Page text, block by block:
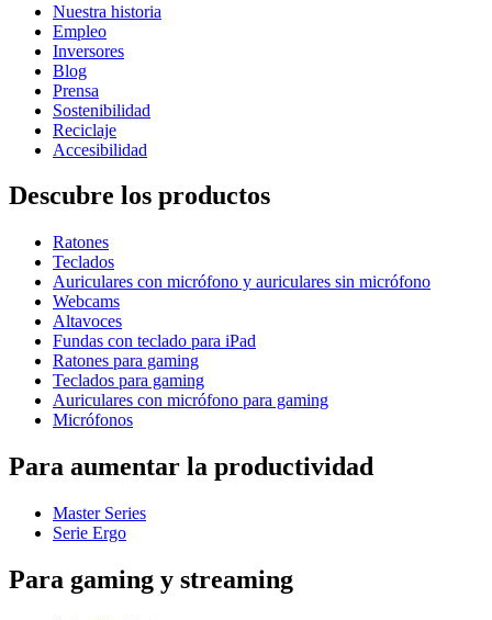
Nuestra historia
Empleo
Inversores
Blog
Prensa
Sostenibilidad
Reciclaje
Accesibilidad
Descubre los productos
Ratones
Teclados
Auriculares con micrófono y auriculares sin micrófono
Webcams
Altavoces
Fundas con teclado para iPad
Ratones para gaming
Teclados para gaming
Auriculares con micrófono para gaming
Micrófonos
Para aumentar la productividad
Master Series
Serie Ergo
Para gaming y streaming